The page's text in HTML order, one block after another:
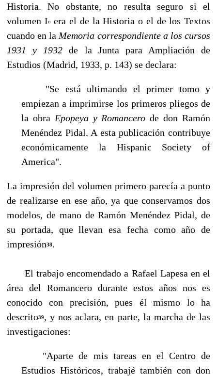
Historia. No obstante, no resulta seguro si el
volumen Io era el de la Historia o el de los Textos
cuando en la Memoria correspondiente a los cur­sos
1931 y 1932de la Junta para Ampliación de
Estudios (Madrid, 1933, p. 143) se declara:
"Se está ultimando el primer tomo y
empiezan a imprimirse los primeros pliegos de
la obra Epopeya y Romancerode don Ramón
Menéndez Pidal. A esta publicación contribuye
econó­micamente la Hispanic Society of
America".
La impresión del volumen primero parecía a punto
de realizarse en ese año, ya que conservamos dos
modelos, de mano de Ramón Menéndez Pidal, de
su portada, que llevan esa fecha como año de
impresión38.
El trabajo encomendado a Rafael Lapesa en el
área del Romancero durante estos años nos es
conocido con precisión, pues él mismo lo ha
descrito39, y nos aclara, en parte, la marcha de las
investigaciones:
"Aparte de mis tareas en el Centro de
Estudios Históricos, trabajé también con don